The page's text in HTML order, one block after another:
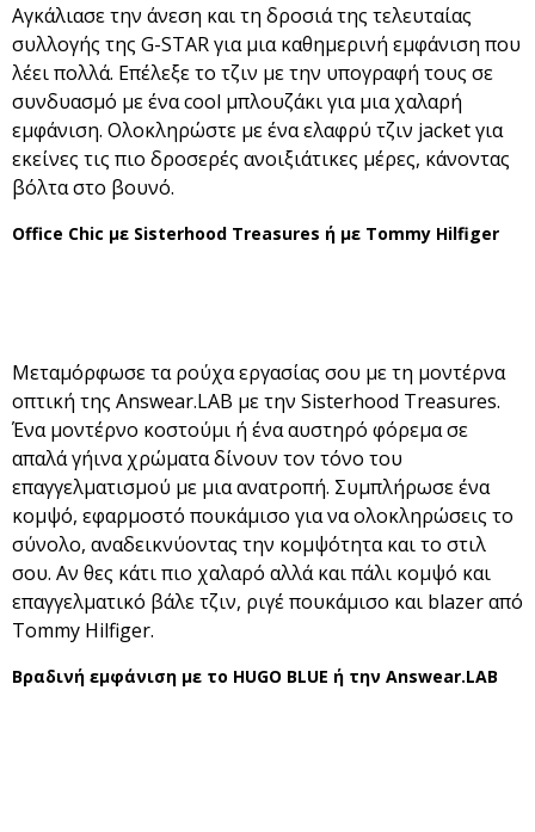
Αγκάλιασε την άνεση και τη δροσιά της τελευταίας
συλλογής της G-STAR για μια καθημερινή εμφάνιση που
λέει πολλά. Επέλεξε το τζιν με την υπογραφή τους σε
συνδυασμό με ένα cool μπλουζάκι για μια χαλαρή
εμφάνιση. Ολοκληρώστε με ένα ελαφρύ τζιν jacket για
εκείνες τις πιο δροσερές ανοιξιάτικες μέρες, κάνοντας
βόλτα στο βουνό.
Office Chic με Sisterhood Treasures ή με Tommy Hilfiger
Μεταμόρφωσε τα ρούχα εργασίας σου με τη μοντέρνα
οπτική της Answear.LAB με την Sisterhood Treasures.
Ένα μοντέρνο κοστούμι ή ένα αυστηρό φόρεμα σε
απαλά γήινα χρώματα δίνουν τον τόνο του
επαγγελματισμού με μια ανατροπή. Συμπλήρωσε ένα
κομψό, εφαρμοστό πουκάμισο για να ολοκληρώσεις το
σύνολο, αναδεικνύοντας την κομψότητα και το στιλ
σου. Αν θες κάτι πιο χαλαρό αλλά και πάλι κομψό και
επαγγελματικό βάλε τζιν, ριγέ πουκάμισο και blazer από
Tommy Hilfiger.
Βραδινή εμφάνιση με το HUGO BLUE ή την Answear.LAB